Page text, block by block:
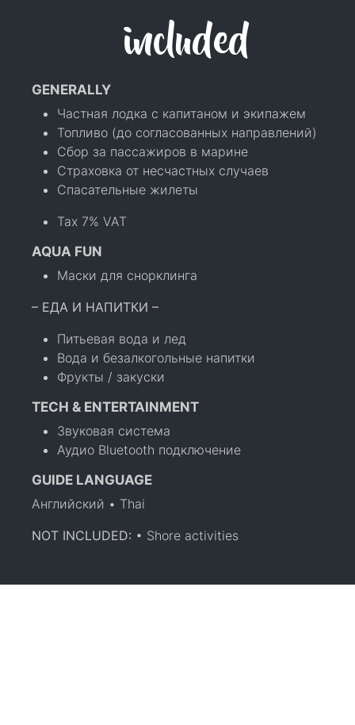
included
GENERALLY
Частная лодка с капитаном и экипажем
Топливо (до согласованных направлений)
Сбор за пассажиров в марине
Страховка от несчастных случаев
Спасательные жилеты
Tax 7% VAT
AQUA FUN
Маски для снорклинга
– ЕДА И НАПИТКИ –
Питьевая вода и лед
Вода и безалкогольные напитки
Фрукты / закуски
TECH & ENTERTAINMENT
Звуковая система
Аудио Bluetooth подключение
GUIDE LANGUAGE
Английский • Thai
NOT INCLUDED: • Shore activities